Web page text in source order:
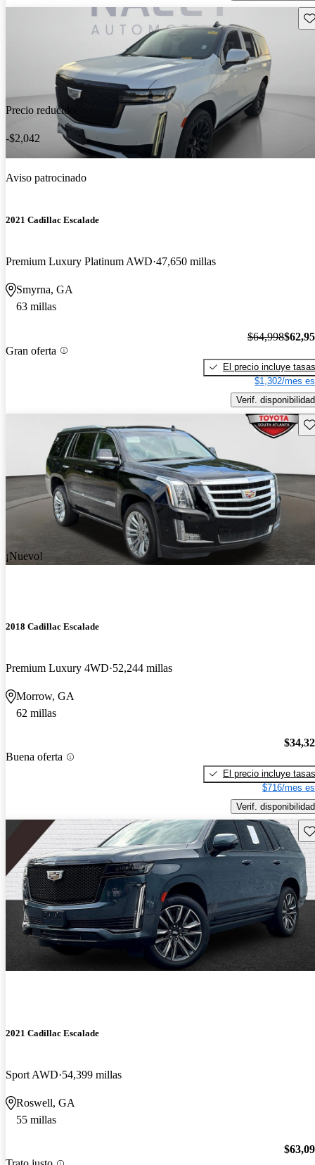
Precio reducido
-$2,042
Aviso patrocinado
2021 Cadillac Escalade
Premium Luxury Platinum AWD 47,650 millas
Smyrna, GA
63 millas
Gran oferta
$64,998
El precio incluye tasas
$1,302/mes
Verif. disponibilidad
¡Nuevo!
2018 Cadillac Escalade
Premium Luxury 4WD 52,244 millas
Morrow, GA
62 millas
Buena oferta
El precio incluye tasas
$716/mes
Verif. disponibilidad
2021 Cadillac Escalade
Sport AWD 54,399 millas
Roswell, GA
55 millas